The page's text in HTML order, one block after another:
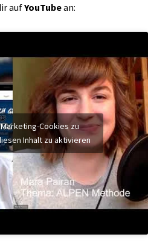
aufYouTubean:
Cookies zu
Inhalt zu aktivieren